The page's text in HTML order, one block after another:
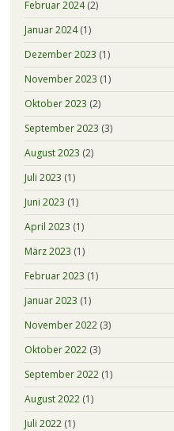
Februar 2024(2)
Januar 2024(1)
Dezember 2023 (1)
November 2023 (1)
Oktober 2023 (2)
September 2023 (3)
August 2023 (2)
Juli 2023 (1)
Juni 2023 (1)
April 2023 (1)
März 2023 (1)
Februar 2023 (1)
Januar 2023 (1)
November 2022(3)
Oktober 2022(3)
September 2022(1)
August 2022(1)
Juli 2022(1)